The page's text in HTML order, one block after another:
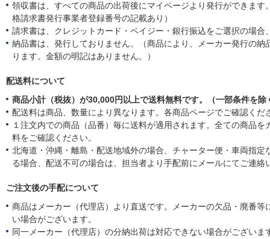
領収書は、すべての商品の出荷後にマイページより発行ができます
格請求書発行事業者登録番号の記載あり）
請求書は、クレジットカード・ペイジー・銀行振込をご選択の場合
納品書は、発行しておりません。（商品により、メーカー発行の納
ります。金額の明記はありません。）
配送料について
商品小計（税抜）が30,000円以上で送料無料です。（一部条件を除
配送料は商品、数量により異なります。各商品ページでご確認くだ
１注文内での商品（品番）毎に送料が適用されます。全ての商品を
料をご確認ください。
北海道・沖縄・離島・配送地域外の場合、チャーター便・車両指定
る場合、配送不可の場合は、担当者より手配前にメールにてご連絡
ご注文後の手配について
商品はメーカー（代理店）より直送です。メーカーの欠品・廃番等
い場合がございます。
同一メーカー（代理店）の分納出荷は対応できない場合がございま